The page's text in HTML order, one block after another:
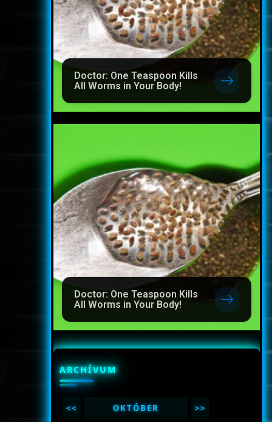
Doctor: One Teaspoon Kills
All Worms in Your Body!
Doctor: One Teaspoon Kills
All Worms in Your Body!
ARCHÍVUM
<< OKTÓBER >>